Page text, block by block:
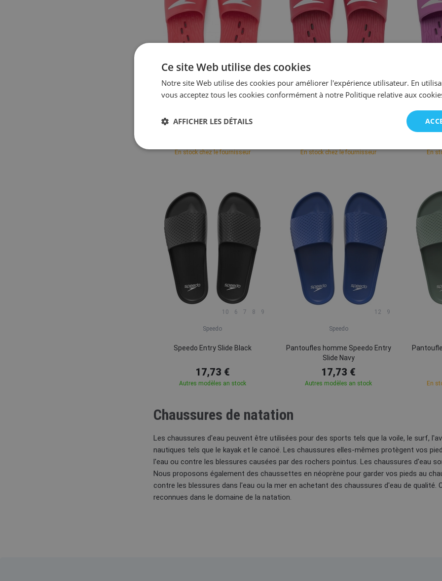
10 11 12
Speedo
Pantoufles pour enfants Speedo
Slide Junior Siren Red
En stock chez le fournisseur
3
Speedo
En stock chez le fournisseur En
10 6 7 8 9
Speedo
Speedo Entry Slide Black
17,73 €
Autres modèles an stock
12 9
Speedo
Pantoufles homme Speedo Entry
Slide Navy
17,73 €
Autres modèles an stock En
Chaussures de natation
Les chaussures d'eau peuvent être utilisées pour des sports tels que la voile, le surf,
nautiques tels que le kayak et le canoë. Les chaussures elles-mêmes protègent vos
l'eau ou contre les blessures causées par des rochers pointus. Les chaussures d'eau
Nous proposons également des chaussettes en néoprène pour garder vos pieds au
contre les blessures dans l'eau ou la mer en achetant des chaussures d'eau de qualité.
reconnues dans le domaine de la natation.
Ce site Web utilise des cookies
Notre site Web utilise des cookies pour améliorer l'expérience utilisateur. En
vous acceptez tous les cookies conformément à notre Politique relative aux
AFFICHER LES DÉTAILS